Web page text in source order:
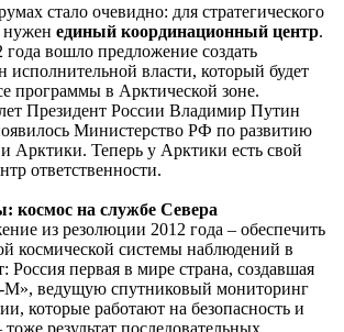
стало очевидно: для стратегического
нужен единый координационный центр.
вошло предложение создать
исполнительной власти, который будет
программы в Арктической зоне.
Президент России Владимир Путин
Министерство РФ по развитию
Арктики. Теперь у Арктики есть свой
ответственности.
космос на службе Севера
из резолюции 2012 года – обеспечить
космической системы наблюдений в
Россия первая в мире страна, создавшая
М», ведущую спутниковый мониторинг
которые работают на безопасность и
результат последовательных